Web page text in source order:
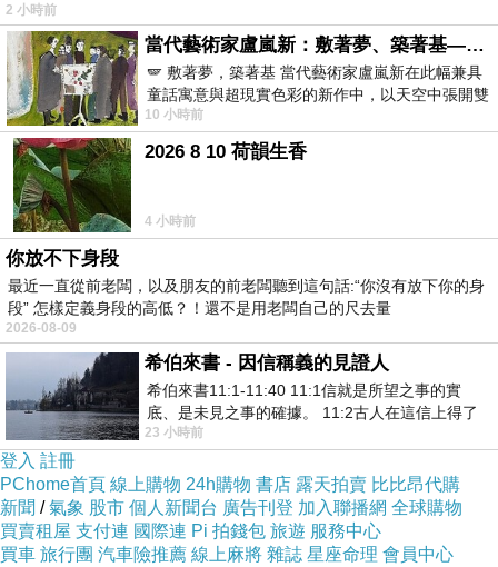
又有一次，王與那位大臣微服出巡，那
位大臣在路邊摘了一
個剛熟的桃子，嚐了一口，覺得太美味
了，便隨即遞給王，
說：「陛下，您也嚐嚐吧！」王說：
「你能在第一時間就想到
要與我分享，足見你的忠心啊！」
2 小時前
當代藝術家盧嵐新：敷著夢、築著基——讓筆觸成為存在過的證據，將相遇的溫度熔鑄成新的模樣
🪽 敷著夢，築著基 當代藝術家盧嵐新在此幅兼具
童話寓意與超現實色彩的新作中，以天空中張開雙
翼的神聖形象與地面上聚集的人群對話，
10 小時前
2026 8 10 荷韻生香
4 小時前
你放不下身段
最近一直從前老闆，以及朋友的前老闆聽到這句話:“你沒有放下你的身
段” 怎樣定義身段的高低？！還不是用老闆自己的尺去量
2026-08-09
希伯來書 - 因信稱義的見證人
希伯來書11:1-11:40 11:1信就是所望之事的實
底、是未見之事的確據。 11:2古人在這信上得了
美好的證據。 11:3我們因着信、就知道
23 小時前
登入 註冊
PChome首頁 線上購物 24h購物 書店 露天拍賣 比比昂代購
新聞 /氣象 股市 個人新聞台 廣告刊登 加入聯播網 全球購物
買賣租屋 支付連 國際連 Pi 拍錢包 旅遊 服務中心
買車 旅行團 汽車險推薦 線上麻將 雜誌 星座命理 會員中心